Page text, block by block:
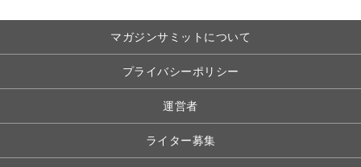
マガジンサミットについて
プライバシーポリシー
運営者
ライター募集